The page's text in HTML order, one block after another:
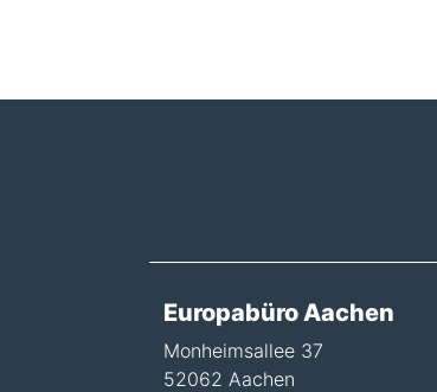
Europabüro Aachen
Monheimsallee 37
52062 Aachen